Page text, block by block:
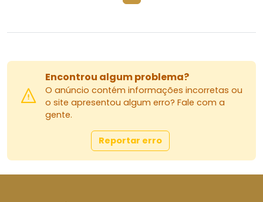
Encontrou algum problema?
O anúncio contém informações incorretas ou
o site apresentou algum erro? Fale com a
gente.
Reportar erro